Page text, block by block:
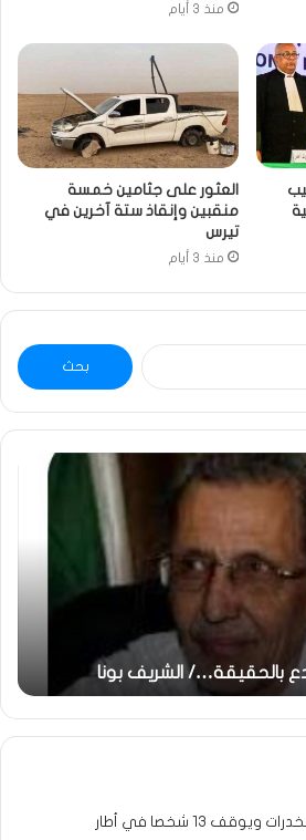
منذ 3 أيام
العثور على جثامين خمسة
منقبين وإنقاذ ستة آخرين في
تيرس
منذ 3 أيام
البحث
عن:
:
خاصة
لكم
جميعا…/
الشيخ
محمد
خاطرة : تحية تقدير خاصة لكم
13 شخصا في أطار